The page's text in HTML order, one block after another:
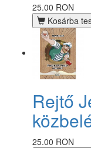
25.00 RON
Kosárba
Rejtő
25.00 RON